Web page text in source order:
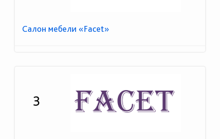
Салон мебели «Facet»
3